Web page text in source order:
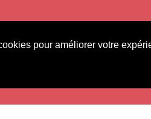
pour améliorer votre